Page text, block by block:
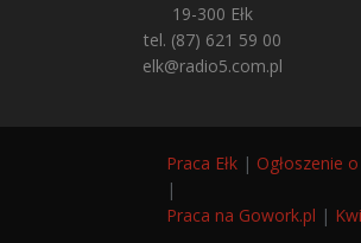
19-300 Ełk
tel. (87) 621 59 00
elk@radio5.com.pl
Praca Ełk | Ogłoszenie
|
Praca na Gowork.pl |